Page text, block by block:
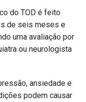
do TOD é feito
de seis meses e
uma avaliação por
ou neurologista
ansiedade e
podem causar